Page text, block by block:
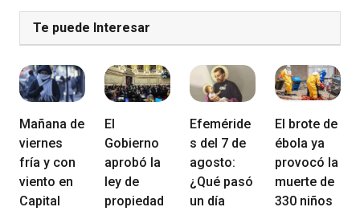
Te puede Interesar
Mañana de
viernes
fría y con
viento en
Capital
El
Gobierno
aprobó la
ley de
propiedad
Efeméride
s del 7 de
agosto:
¿Qué pasó
un día
El brote de
ébola ya
provocó la
muerte de
330 niños